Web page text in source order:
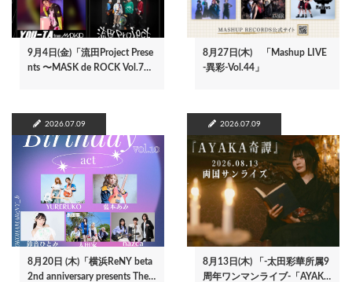
9月4日(金)「流田Project Prese
nts 〜MASK de ROCK Vol.7…
8月27日(木) 「Mashup LIVE
-異彩-Vol.44」
2026.07.09
8月20日 (木)「横浜ReNY beta
2nd anniversary presents The…
2026.07.09
8月13日(木) 「-太田彩華所属9
周年ワンマンライブ-「AYAK…